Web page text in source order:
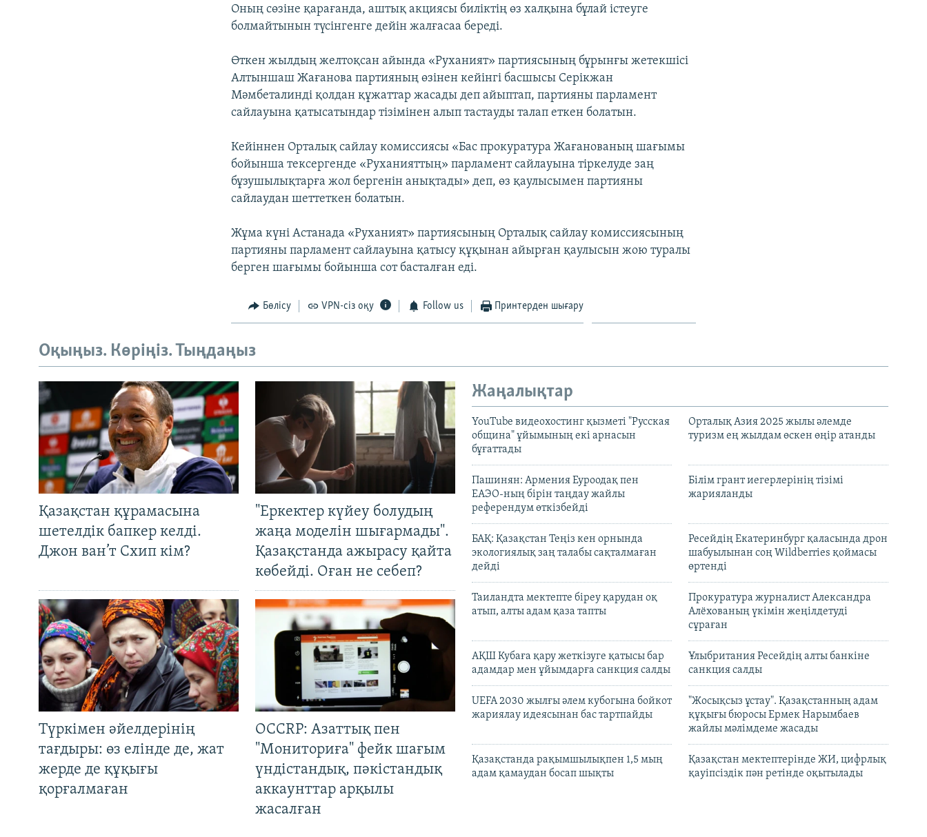
Оның сөзіне қарағанда, аштық акциясы биліктің өз халқына бұлай істеуге
болмайтынын түсінгенге дейін жалғасаа береді.
Өткен жылдың желтоқсан айында «Руханият» партиясының бұрынғы жетекшісі
Алтыншаш Жағанова партияның өзінен кейінгі басшысы Серікжан
Мәмбеталинді қолдан құжаттар жасады деп айыптап, партияны парламент
сайлауына қатысатындар тізімінен алып тастауды талап еткен болатын.
Кейіннен Орталық сайлау комиссиясы «Бас прокуратура Жағанованың шағымы
бойынша тексергенде «Руханияттың» парламент сайлауына тіркелуде заң
бұзушылықтарға жол бергенін анықтады» деп, өз қаулысымен партияны
сайлаудан шеттеткен болатын.
Жұма күні Астанада «Руханият» партиясының Орталық сайлау комиссиясының
партияны парламент сайлауына қатысу құқынан айырған қаулысын жою туралы
берген шағымы бойынша сот басталған еді.
Бөлісу VPN-сіз оқу Follow us Принтерден шығару
Оқыңыз. Көріңіз. Тыңдаңыз
Қазақстан құрамасына
шетелдік бапкер келді.
Джон ван’т Схип кім?
"Еркектер күйеу болудың
жаңа моделін шығармады".
Қазақстанда ажырасу қайта
көбейді. Оған не себеп?
Түркімен әйелдерінің
тағдыры: өз елінде де, жат
жерде де құқығы
қорғалмаған
OCCRP: Азаттық пен
"Мониториға" фейк шағым
үндістандық, пәкістандық
аккаунттар арқылы
жасалған
Жаңалықтар
YouTube видеохостинг қызметі "Русская
община" ұйымының екі арнасын
бұғаттады
Орталық Азия 2025 жылы әлемде
туризм ең жылдам өскен өңір атанды
Пашинян: Армения Еуроодақ пен
ЕАЭО-ның бірін таңдау жайлы
референдум өткізбейді
Білім грант иегерлерінің тізімі
жарияланды
БАҚ: Қазақстан Теңіз кен орнында
экологиялық заң талабы сақталмаған
дейді
Ресейдің Екатеринбург қаласында дрон
шабуылынан соң Wildberries қоймасы
өртенді
Таиландта мектепте біреу қарудан оқ
атып, алты адам қаза тапты
Прокуратура журналист Александра
Алёхованың үкімін жеңілдетуді
сұраған
АҚШ Кубаға қару жеткізуге қатысы бар
адамдар мен ұйымдарға санкция салды
Ұлыбритания Ресейдің алты банкіне
санкция салды
UEFA 2030 жылғы әлем кубогына бойкот
жариялау идеясынан бас тартпайды
"Жосықсыз ұстау". Қазақстанның адам
құқығы бюросы Ермек Нарымбаев
жайлы мәлімдеме жасады
Қазақстанда рақымшылықпен 1,5 мың
адам қамаудан босап шықты
Қазақстан мектептерінде ЖИ, цифрлық
қауіпсіздік пән ретінде оқытылады